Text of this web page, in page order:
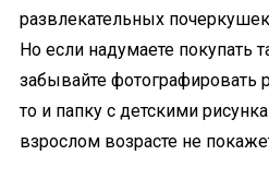
развлекательных
Но если надумаете покупать
забывайте фотографировать
то и папку с детскими
взрослом возрасте не